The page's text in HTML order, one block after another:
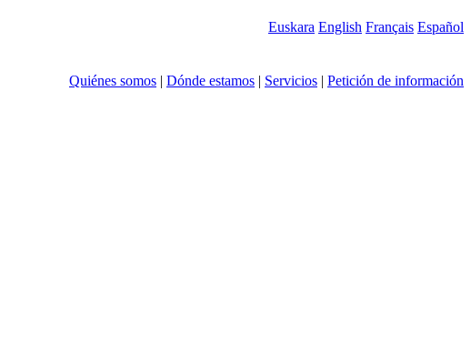
Euskara English Français Español
Quiénes somos | Dónde estamos | Servicios | Petición de información